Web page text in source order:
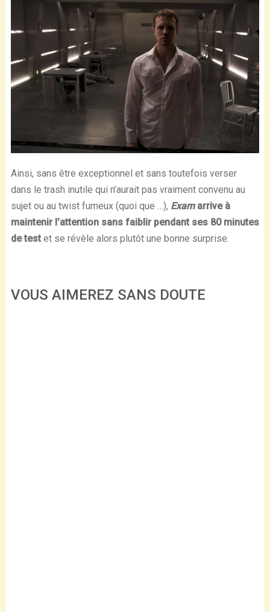
Ainsi, sans être exceptionnel et sans toutefois verser
dans le trash inutile qui n’aurait pas vraiment convenu au
sujet ou au twist fumeux (quoi que …), Exam arrive à
maintenir l’attention sans faiblir pendant ses 80 minutes
de test et se révèle alors plutôt une bonne surprise.
VOUS AIMEREZ SANS DOUTE